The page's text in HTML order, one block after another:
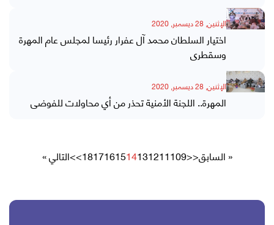
الإثنين, 28 ديسمبر, 2020
اختيار السلطان محمد آل عفرار رئيسا لمجلس عام المهرة
وسقطرى
الإثنين, 28 ديسمبر, 2020
المهرة.. اللجنة الأمنية تحذر من أي محاولات للفوضى
« السابق<<
9
10
11
12
13
14
15
16
17
18
>>التالي »